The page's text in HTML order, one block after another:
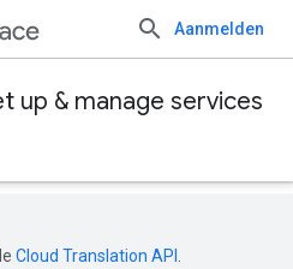
Aanmelden
up & manage services
Cloud Translation API